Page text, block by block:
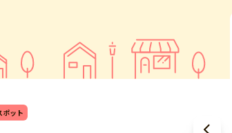
ポット